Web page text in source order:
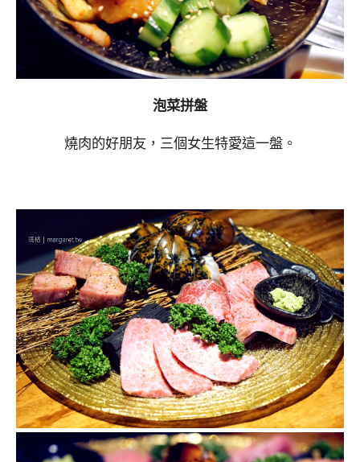
泡菜拼盤
燒肉的好朋友，三個女生特愛這一盤。